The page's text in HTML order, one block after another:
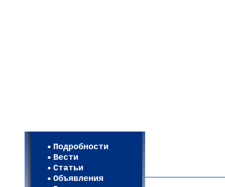
Подробности
Вести
Статьи
Объявления